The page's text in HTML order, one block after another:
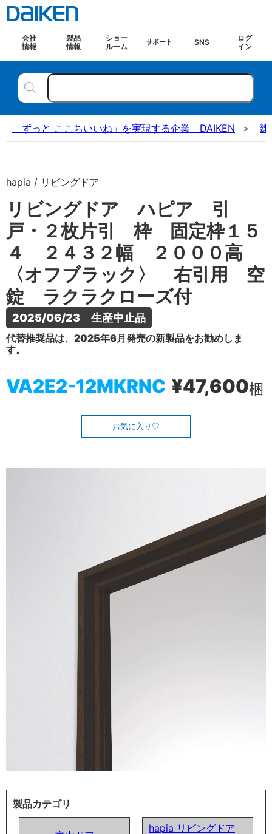
会社
情報
製品
情報
ショー
ルーム
サポート SNS
ログ
イン
「ずっと ここちいいね」を実現する企業 DAIKEN 建
hapia / リビングドア
リビングドア ハピア 引
戸・２枚片引 枠 固定枠１５
４ ２４３２幅 ２０００高
〈オフブラック〉 右引用 空
錠 ラクラクローズ付
2025/06/23　生産中止品
代替推奨品は、2025年6月発売の新製品をお勧めしま
す。
VA2E2-12MKRNC ¥47,600梱
お気に入り
製品カテゴリ
hapia リビングドア